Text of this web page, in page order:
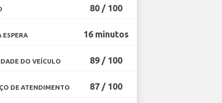
80 / 100
ESPERA 16 minutos
DO VEÍCULO 89 / 100
DE ATENDIMENTO 87 / 100